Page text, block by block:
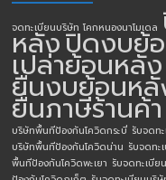
จดทะเบียนบริษัท โคกหนองนาโมเดล
หลังปิดงบย้
เปล่าย้อนหลัง
ยื่นงบย้อนห
ยื่นภาษีร้านค้า
บริษัทพื้นทีป้องกันโควิดกระบี่ รับจดท
บริษัทพื้นทีป้องกันโควิดน่าน รับจดท
พื้นทีป้องกันโควิดพะเยา รับจดทะเบี